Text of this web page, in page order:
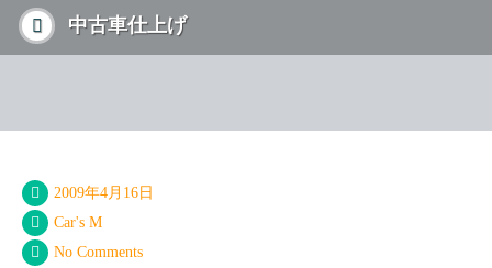
中古車仕上げ
2009年4月16日
Car's M
No Comments